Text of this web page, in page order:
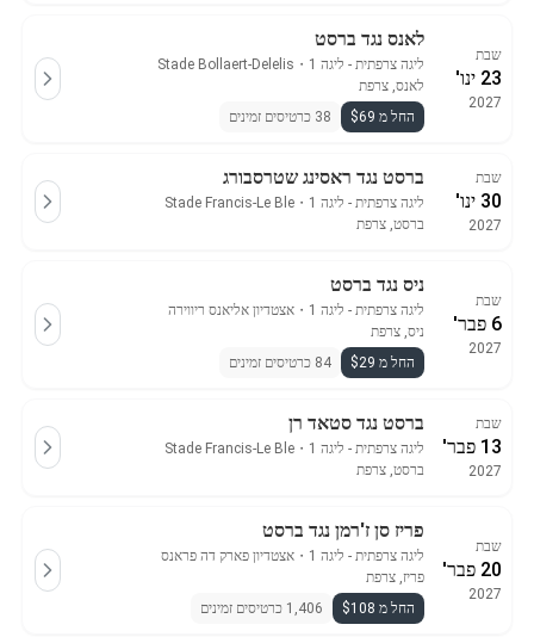
שבת
23 ינו'
2027
לאנס נגד ברסט
ליגה צרפתית - ליגה 1 ・
Stade Bollaert-Delelis
לאנס, צרפת
החל מ $69
38 כרטיסים זמינים
שבת
30 ינו'
2027
ברסט נגד ראסינג שטרסבורג
ליגה צרפתית - ליגה 1 ・
Stade Francis-Le Ble
ברסט, צרפת
שבת
6 פבר'
2027
ניס נגד ברסט
ליגה צרפתית - ליגה 1 ・ אצטדיון אליאנס ריווירה
ניס, צרפת
החל מ $29
84 כרטיסים זמינים
שבת
13 פבר'
2027
ברסט נגד סטאד רן
ליגה צרפתית - ליגה 1 ・
Stade Francis-Le Ble
ברסט, צרפת
שבת
20 פבר'
2027
פריז סן ז'רמן נגד ברסט
ליגה צרפתית - ליגה 1 ・ אצטדיון פארק דה פראנס
פריז, צרפת
החל מ $108
1,406 כרטיסים זמינים